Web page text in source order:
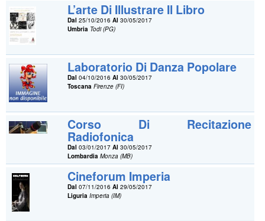
L’arte Di Illustrare Il Libro
Dal 25/10/2016Al 30/05/2017
Umbria Todi (PG)
Laboratorio Di Danza Popolare
Dal 04/10/2016Al 30/05/2017
Toscana Firenze (FI)
Corso Di Recitazione
Radiofonica
Dal 03/01/2017Al 30/05/2017
Lombardia Monza (MB)
Cineforum Imperia
Dal 07/11/2016Al 29/05/2017
Liguria Imperia (IM)